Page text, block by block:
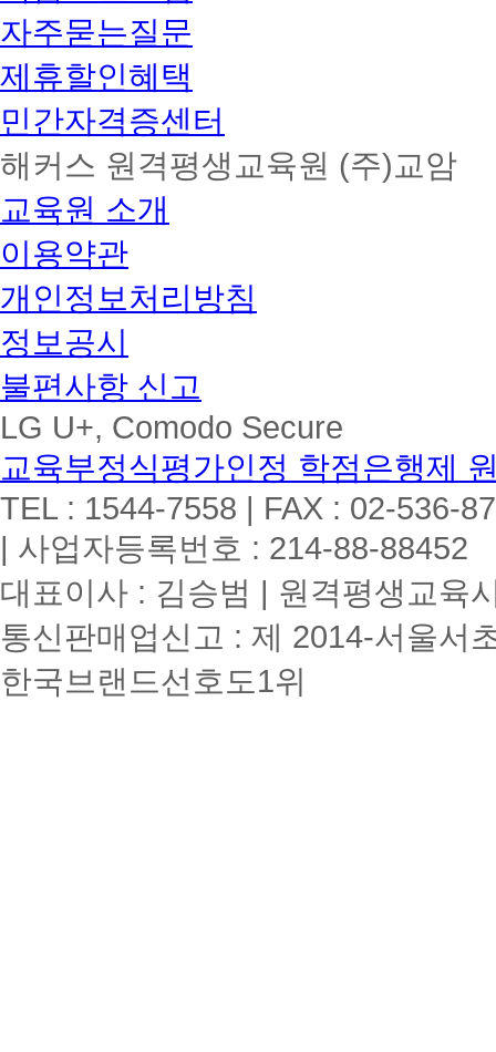
자주묻는질문
제휴할인혜택
민간자격증센터
해커스 원격평생교육원 (주)교암
교육원 소개
이용약관
개인정보처리방침
정보공시
불편사항 신고
LG U+, Comodo Secure
교육부정식평가인정 학점은행제
TEL : 1544-7558 | FAX : 02-536-
| 사업자등록번호 : 214-88-88452
대표이사 : 김승범 | 원격평생교육
통신판매업신고 : 제 2014-서울서
한국브랜드선호도1위